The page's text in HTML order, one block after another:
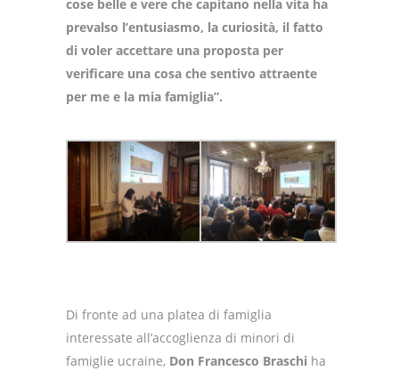
cose belle e vere che capitano nella vita ha
prevalso l’entusiasmo, la curiosità, il fatto
di voler accettare una proposta per
verificare una cosa che sentivo attraente
per me e la mia famiglia”.
Di fronte ad una platea di famiglia
interessate all’accoglienza di minori di
famiglie ucraine, Don Francesco Braschi ha